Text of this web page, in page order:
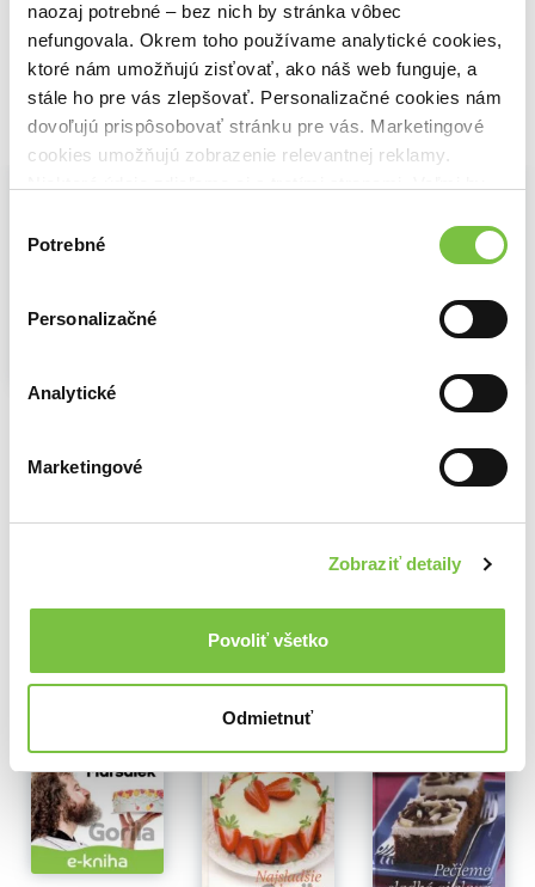
naozaj potrebné – bez nich by stránka vôbec
nefungovala. Okrem toho používame analytické cookies,
ktoré nám umožňujú zisťovať, ako náš web funguje, a
stále ho pre vás zlepšovať. Personalizačné cookies nám
dovoľujú prispôsobovať stránku pre vás. Marketingové
cookies umožňujú zobrazenie relevantnej reklamy.
cookies.
súhlasu
Potrebné
Personalizačné
Analytické
Marketingové
Zobraziť detaily
Povoliť všetko
Odmietnuť
Vybrané pre teba
Všetko o údení
12,73€
Jedlom k lepšiemu životu: Kuchárska kniha
19,70€
Ďalšie z kategórie Kuchárky podľa úpravy